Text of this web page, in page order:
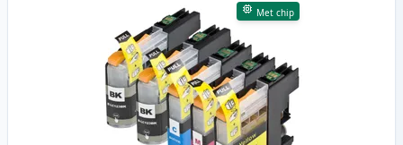
Met chip